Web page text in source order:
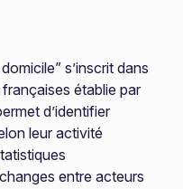
s’inscrit dans
établie par
d’identifier
leur activité
entre acteurs